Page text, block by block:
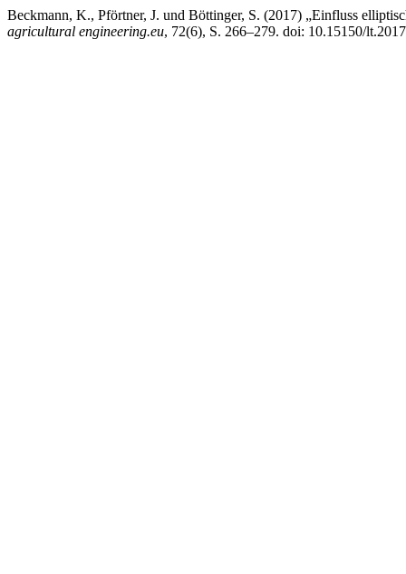
Beckmann, K., Pförtner, J. und Böttinger, S. (2017) „Einfluss
agricultural engineering.eu, 72(6), S. 266–279. doi: 10.15150/